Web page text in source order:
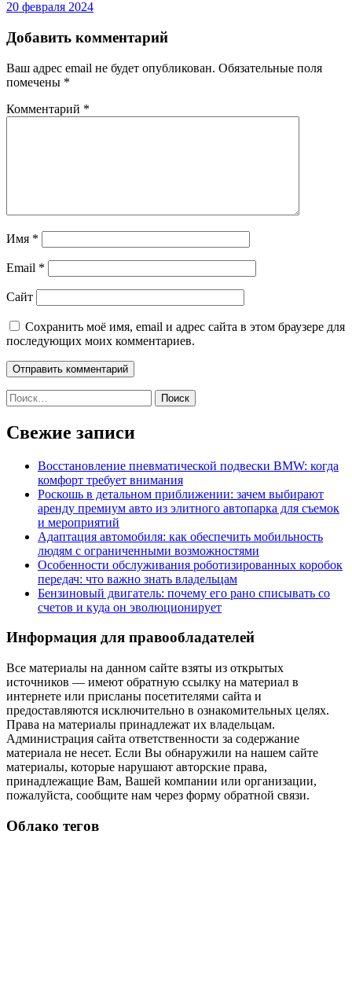
20 февраля 2024
Добавить комментарий
Ваш адрес email не будет опубликован. Обязательные поля
помечены *
Комментарий *
Имя *
Email *
Сайт
Сохранить моё имя, email и адрес сайта в этом браузере для
последующих моих комментариев.
Найти:
Свежие записи
Восстановление пневматической подвески BMW: когда
комфорт требует внимания
Роскошь в детальном приближении: зачем выбирают
аренду премиум авто из элитного автопарка для съемок
и мероприятий
Адаптация автомобиля: как обеспечить мобильность
людям с ограниченными возможностями
Особенности обслуживания роботизированных коробок
передач: что важно знать владельцам
Бензиновый двигатель: почему его рано списывать со
счетов и куда он эволюционирует
Информация для правообладателей
Все материалы на данном сайте взяты из открытых
источников — имеют обратную ссылку на материал в
интернете или присланы посетителями сайта и
предоставляются исключительно в ознакомительных целях.
Права на материалы принадлежат их владельцам.
Администрация сайта ответственности за содержание
материала не несет. Если Вы обнаружили на нашем сайте
материалы, которые нарушают авторские права,
принадлежащие Вам, Вашей компании или организации,
пожалуйста, сообщите нам через форму обратной связи.
Облако тегов